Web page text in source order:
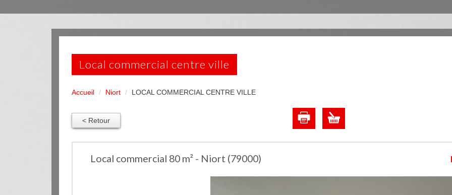
local commercial centre ville
Accueil Niort LOCAL COMMERCIAL CENTRE VILLE
< Retour
Local commercial 80 m² - Niort (79000)